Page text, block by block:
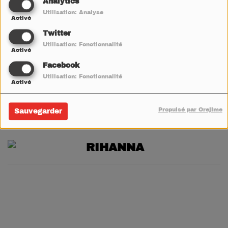
Analytics
Activé
Utilisation: Analyse
Twitter
Activé
Utilisation: Fonctionnalité
Facebook
Activé
Utilisation: Fonctionnalité
Sauvegarder Propulsé par Orejime
V
W
BRUNO MARS
KATY PERRY
MAÎTRE GIMS
RIHANNA